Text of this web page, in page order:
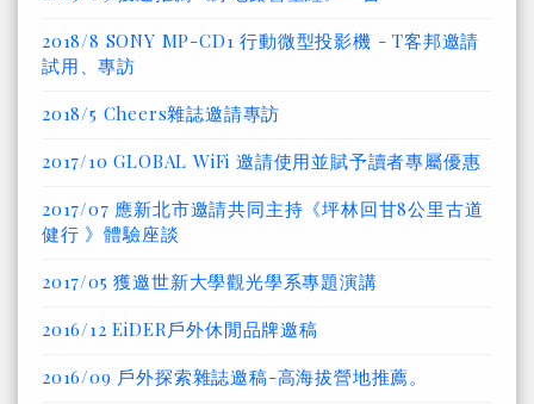
2018/8 SONY MP-CD1 行動微型投影機 - T客邦邀請
試用、專訪
2018/5 Cheers雜誌邀請專訪
2017/10 GLOBAL WiFi 邀請使用並賦予讀者專屬優惠
2017/07 應新北市邀請共同主持《坪林回甘8公里古道
健行 》體驗座談
2017/05 獲邀世新大學觀光學系專題演講
2016/12 EiDER戶外休閒品牌邀稿
2016/09 戶外探索雜誌邀稿-高海拔營地推薦。